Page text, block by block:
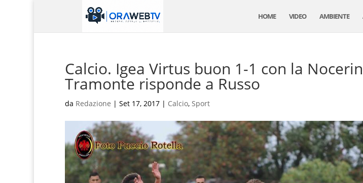
HOME VIDEO AMBIENTE
Calcio. Igea Virtus buon 1-1 con la
Tramonte risponde a Russo
da Redazione | Set 17, 2017| Calcio, Sport